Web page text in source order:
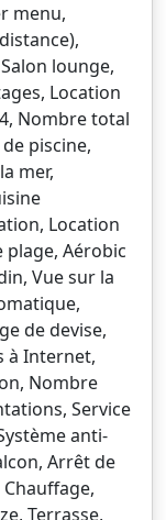
menu,
lounge,
Location
Nombre total
piscine,
mer,
Location
plage, Aérobic
Vue sur la
de devise,
à Internet,
Nombre
Service
anti-
Arrêt de
Terrasse,